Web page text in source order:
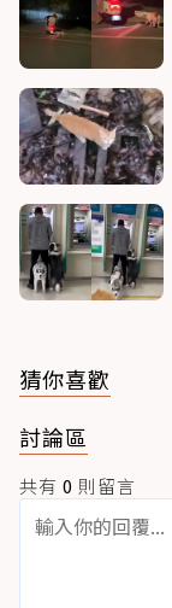
猜你喜歡
討論區
共有 0 則留言